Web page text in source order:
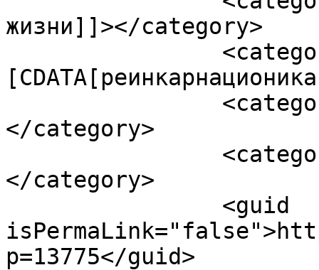
жизни]]></category>
</category>
</category>
p=13775</guid>